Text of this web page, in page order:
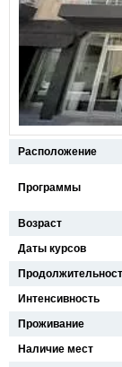
Расположение
Программы
Возраст
Даты курсов
Интенсивность
Проживание
Наличие мест